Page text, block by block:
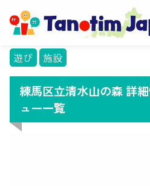
遊び 施設
練馬区立清水山の森 詳
ュー一覧